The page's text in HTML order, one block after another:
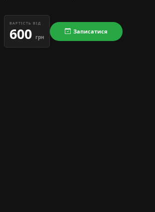
ВАРТІСТЬ ВІД
600 грн
Записатися